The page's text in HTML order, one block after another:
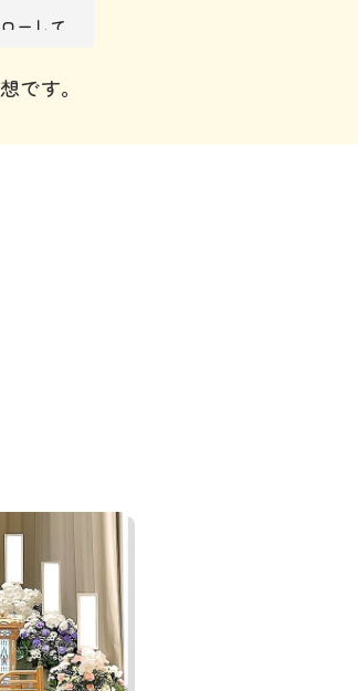
ーして
うござ
です。